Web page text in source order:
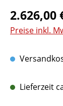
Regulärer
2.626,00
Preise inkl.
Lieferzeit